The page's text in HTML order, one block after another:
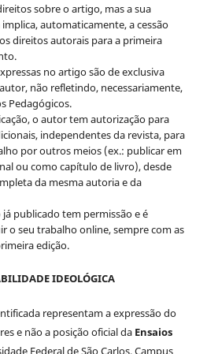
sobre o artigo, mas a sua
automaticamente, a cessão
direitos autorais para a primeira
no artigo são de exclusiva
não refletindo, necessariamente,
Pedagógicos.
o autor tem autorização para
independentes da revista, para
por outros meios (ex.: publicar em
ou como capítulo de livro), desde
da mesma autoria e da
publicado tem permissão e é
o seu trabalho online, sempre com as
edição.
IDEOLÓGICA
representam a expressão do
e não a posição oficial da Ensaios
Federal de São Carlos, Campus